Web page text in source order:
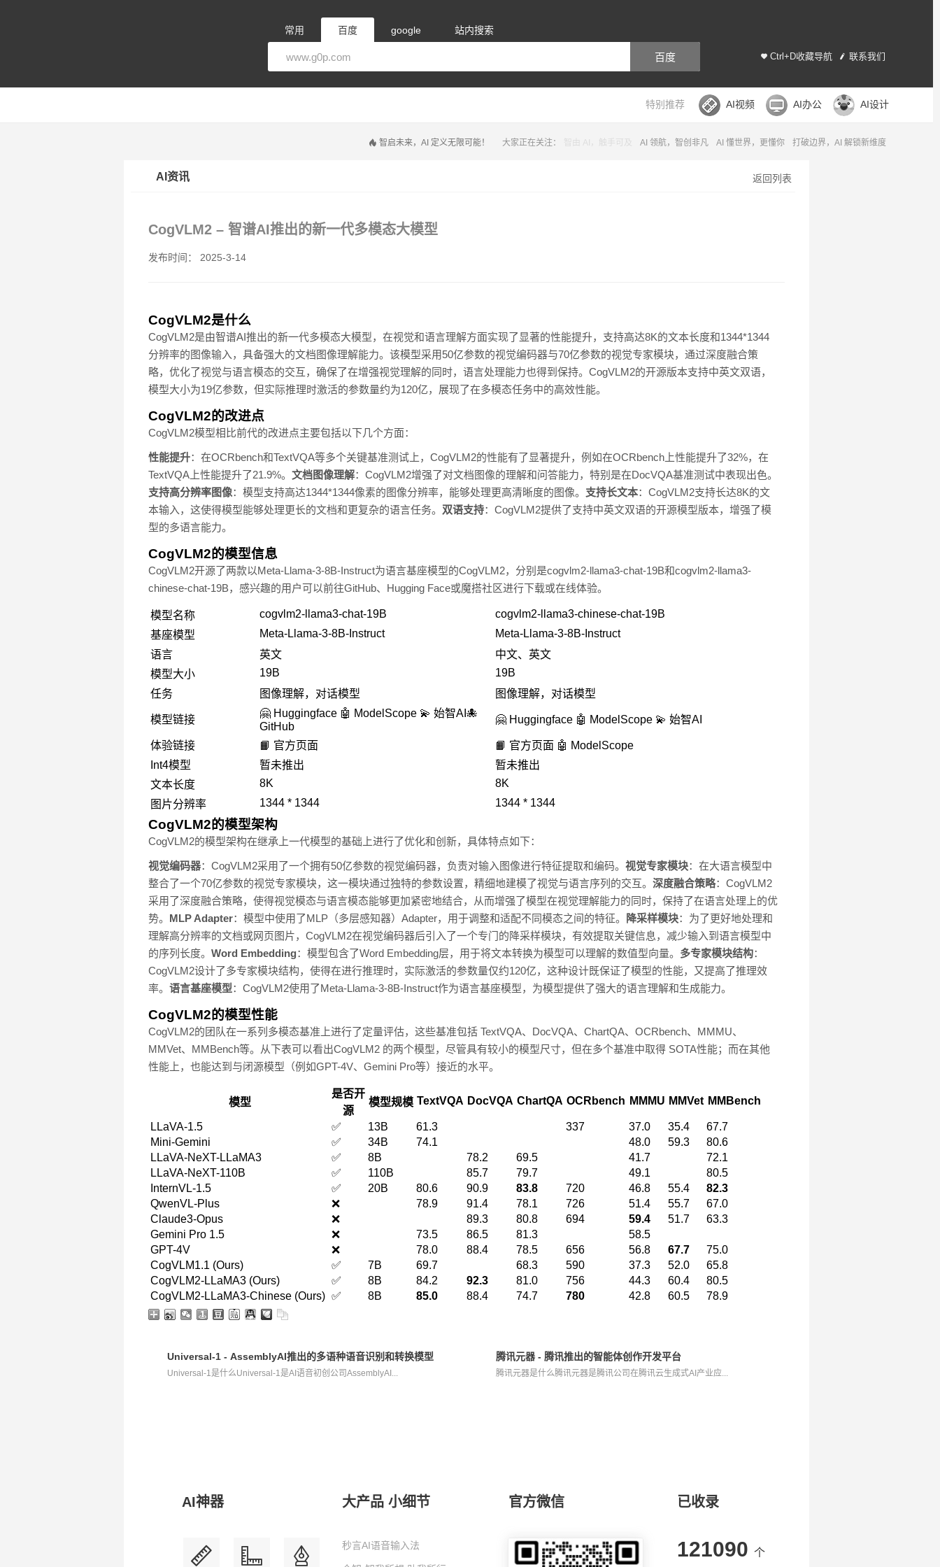
常用 百度 google 站内搜索
Ctrl+D收藏导航 联系我们
百度
特别推荐 AI视频 AI办公 AI设计
大家正在关注： 智由 AI，触手可及 AI 领航，智创非凡 AI 懂世界，更懂你 打破边界，AI 解锁新维度
智启未来，AI 定义无限可能！
返回列表
AI资讯
CogVLM2 – 智谱AI推出的新一代多模态大模型
发布时间： 2025-3-14
CogVLM2是什么
CogVLM2是由智谱AI推出的新一代多模态大模型，在视觉和语言理解方面实现了显著的性能提升，支持高达8K的文本长度和1344*1344
分辨率的图像输入，具备强大的文档图像理解能力。该模型采用50亿参数的视觉编码器与70亿参数的视觉专家模块，通过深度融合策
略，优化了视觉与语言模态的交互，确保了在增强视觉理解的同时，语言处理能力也得到保持。CogVLM2的开源版本支持中英文双语，
模型大小为19亿参数，但实际推理时激活的参数量约为120亿，展现了在多模态任务中的高效性能。
CogVLM2的改进点
CogVLM2模型相比前代的改进点主要包括以下几个方面：
性能提升：在OCRbench和TextVQA等多个关键基准测试上，CogVLM2的性能有了显著提升，例如在OCRbench上性能提升了32%，在
TextVQA上性能提升了21.9%。 文档图像理解：CogVLM2增强了对文档图像的理解和问答能力，特别是在DocVQA基准测试中表现出色。
支持高分辨率图像：模型支持高达1344*1344像素的图像分辨率，能够处理更高清晰度的图像。 支持长文本：CogVLM2支持长达8K的文
本输入，这使得模型能够处理更长的文档和更复杂的语言任务。 双语支持：CogVLM2提供了支持中英文双语的开源模型版本，增强了模
型的多语言能力。
CogVLM2的模型信息
CogVLM2开源了两款以Meta-Llama-3-8B-Instruct为语言基座模型的CogVLM2，分别是cogvlm2-llama3-chat-19B和cogvlm2-llama3-
chinese-chat-19B，感兴趣的用户可以前往GitHub、Hugging Face或魔搭社区进行下载或在线体验。
模型名称 cogvlm2-llama3-chat-19B
cogvlm2-llama3-chinese-chat-19B
基座模型
Meta-Llama-3-8B-Instruct
Meta-Llama-3-8B-Instruct
语言
英文
中文、英文
模型大小
19B
19B
任务
图像理解，对话模型 图像理解，对话模型
模型链接
🤗 Huggingface 🤖 ModelScope 💫 始智AI🐙
GitHub
🤗 Huggingface 🤖 ModelScope 💫 始智AI
体验链接 📙 官方页面
📙 官方页面 🤖 ModelScope
Int4模型
暂未推出
暂未推出
文本长度
8K
8K
图片分辨率
1344 * 1344 1344 * 1344
CogVLM2的模型架构
CogVLM2的模型架构在继承上一代模型的基础上进行了优化和创新，具体特点如下：
视觉编码器：CogVLM2采用了一个拥有50亿参数的视觉编码器，负责对输入图像进行特征提取和编码。 视觉专家模块：在大语言模型中
整合了一个70亿参数的视觉专家模块，这一模块通过独特的参数设置，精细地建模了视觉与语言序列的交互。 深度融合策略：CogVLM2
采用了深度融合策略，使得视觉模态与语言模态能够更加紧密地结合，从而增强了模型在视觉理解能力的同时，保持了在语言处理上的优
势。 MLP Adapter：模型中使用了MLP（多层感知器）Adapter，用于调整和适配不同模态之间的特征。 降采样模块：为了更好地处理和
理解高分辨率的文档或网页图片，CogVLM2在视觉编码器后引入了一个专门的降采样模块，有效提取关键信息，减少输入到语言模型中
的序列长度。 Word Embedding：模型包含了Word Embedding层，用于将文本转换为模型可以理解的数值型向量。 多专家模块结构：
CogVLM2设计了多专家模块结构，使得在进行推理时，实际激活的参数量仅约120亿，这种设计既保证了模型的性能，又提高了推理效
率。 语言基座模型：CogVLM2使用了Meta-Llama-3-8B-Instruct作为语言基座模型，为模型提供了强大的语言理解和生成能力。
CogVLM2的模型性能
CogVLM2的团队在一系列多模态基准上进行了定量评估，这些基准包括 TextVQA、DocVQA、ChartQA、OCRbench、MMMU、
MMVet、MMBench等。从下表可以看出CogVLM2 的两个模型，尽管具有较小的模型尺寸，但在多个基准中取得 SOTA性能；而在其他
性能上，也能达到与闭源模型（例如GPT-4V、Gemini Pro等）接近的水平。
模型
是否开
源
模型规模 TextVQA DocVQA ChartQA OCRbench MMMU MMVet MMBench
LLaVA-1.5 ✅ 13B 61.3 337 37.0 35.4
67.7
Mini-Gemini
✅ 34B 74.1 48.0 59.3
80.6
LLaVA-NeXT-LLaMA3
✅ 8B 78.2 69.5 41.7
72.1
LLaVA-NeXT-110B
✅ 110B 85.7 79.7 49.1
80.5
InternVL-1.5
✅ 20B 80.6 90.9 83.8 720 46.8 55.4
82.3
QwenVL-Plus
❌ 78.9 91.4 78.1 726 51.4 55.7
67.0
Claude3-Opus
❌ 89.3 80.8 694 59.4 51.7
63.3
Gemini Pro 1.5
❌ 73.5 86.5 81.3
58.5
GPT-4V
❌ 78.0 88.4 78.5 656 56.8 67.7
75.0
CogVLM1.1 (Ours)
✅ 7B 69.7 68.3 590 37.3 52.0
65.8
CogVLM2-LLaMA3 (Ours)
✅ 8B 84.2 92.3 81.0 756 44.3 60.4
80.5
CogVLM2-LLaMA3-Chinese (Ours) ✅ 8B 85.0 88.4 74.7 780 42.8 60.5 78.9
Universal-1 - AssemblyAI推出的多语种语音识别和转换模型
Universal-1是什么Universal-1是AI语音初创公司AssemblyAI...
腾讯元器 - 腾讯推出的智能体创作开发平台
腾讯元器是什么腾讯元器是腾讯公司在腾讯云生成式AI产业应...
AI神器 大产品 小细节
秒言AI语音输入法
官方微信 已收录
121090 个